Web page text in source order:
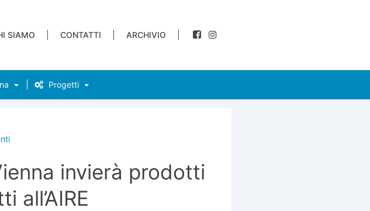
SIAMO CONTATTI ARCHIVIO
Progetti
invierà prodotti
all’AIRE